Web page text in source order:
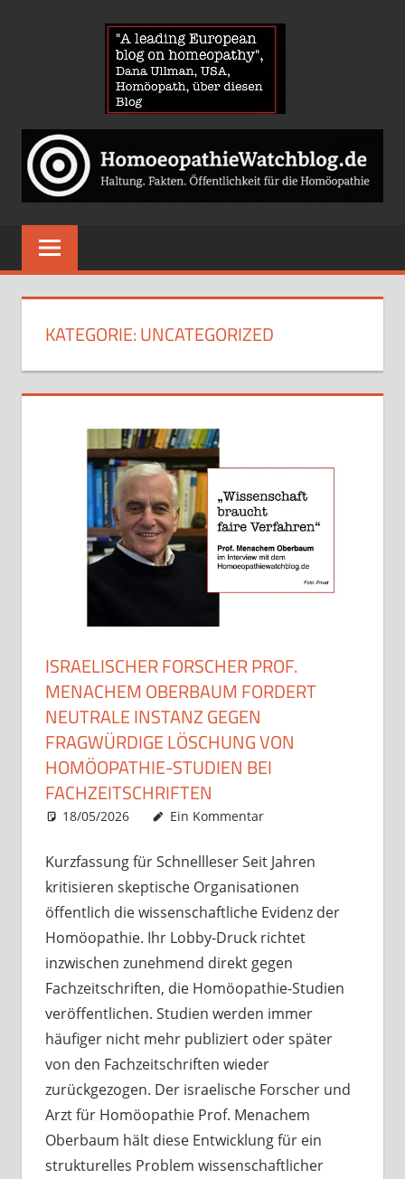
News
über
Homöopathie
und
Auge
Gegner
KATEGORIE:UNCATEGORIZED
ISRAELISCHER FORSCHER PROF.
MENACHEM OBERBAUM FORDERT
NEUTRALE INSTANZ GEGEN
FRAGWÜRDIGE LÖSCHUNG VON
HOMÖOPATHIE-STUDIEN BEI
FACHZEITSCHRIFTEN
18/05/2026 Christian J. Becker
Uncategorized
Ein Kommentar
Kurzfassung für Schnellleser Seit Jahren
kritisieren skeptische Organisationen
öffentlich die wissenschaftliche Evidenz der
Homöopathie. Ihr Lobby-Druck richtet
inzwischen zunehmend direkt gegen
Fachzeitschriften, die Homöopathie-Studien
veröffentlichen. Studien werden immer
häufiger nicht mehr publiziert oder später
von den Fachzeitschriften wieder
zurückgezogen. Der israelische Forscher und
Arzt für Homöopathie Prof. Menachem
Oberbaum hält diese Entwicklung für ein
strukturelles Problem wissenschaftlicher